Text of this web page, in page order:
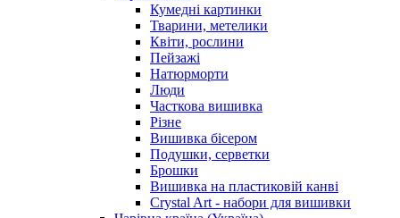
Кумедні картинки
Тварини, метелики
Квіти, рослини
Пейзажі
Натюрморти
Люди
Часткова вишивка
Різне
Вишивка бісером
Подушки, серветки
Брошки
Вишивка на пластиковій канві
Crystal Art - набори для вишивки